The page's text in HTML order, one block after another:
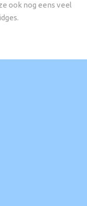
ook nog eens veel